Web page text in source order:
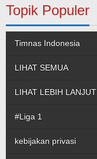
Topik Populer
Timnas Indonesia
LIHAT SEMUA
LIHAT LEBIH LANJUT
#Liga 1
kebijakan privasi